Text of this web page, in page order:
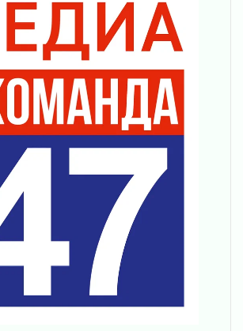
и очередей
дело...уверены?
не воин
кризиса в регионе прошёл
и стойкости